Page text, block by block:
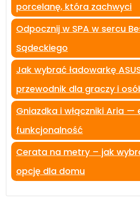
porcelanę, która zachwyci
Odpocznij w SPA w sercu
Sądeckiego
Jak wybrać ładowarkę
przewodnik dla graczy i
Gniazdka i włączniki Aria —
funkcjonalność
Cerata na metry – jak
opcję dla domu